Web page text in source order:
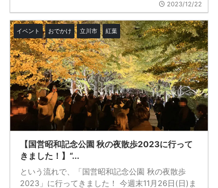
2023/12/22
イベント おでかけ 立川市 紅葉
【国営昭和記念公園 秋の夜散歩2023に行って
きました！】“...
という流れで、「国営昭和記念公園 秋の夜散歩
2023」に行ってきました！ 今週末11月26日(日)ま